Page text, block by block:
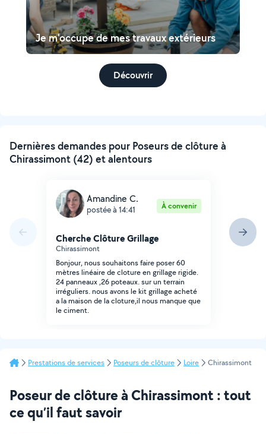
Je m'occupe de mes travaux extérieurs
Découvrir
Dernières demandes pour Poseurs de clôture à
Chirassimont (42) et alentours
Amandine C.
postée à 14:41 À convenir
Cherche Clôture Grillage
Chirassimont
Bonjour, nous souhaitons faire poser 60
mètres linéaire de cloture en grillage rigide.
24 panneaux ,26 poteaux. sur un terrain
irréguliers. nous avons le kit grillage acheté
a la maison de la cloture,il nous manque que
le ciment.
Prestations de services Poseurs de clôture Loire Chirassimont
Poseur de clôture à Chirassimont : tout
ce qu’il faut savoir